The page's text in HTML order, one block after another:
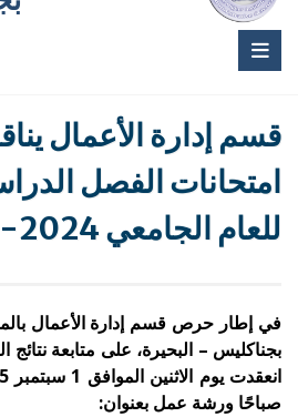
قسم إدارة الأعمال
امتحانات الفصل
للعام الجامعي 2024-2025
في إطار حرص قسم إدارة الأعمال
بجناكليس – البحيرة، على متابعة نتائج
صباحًا ورشة عمل بعنوان: